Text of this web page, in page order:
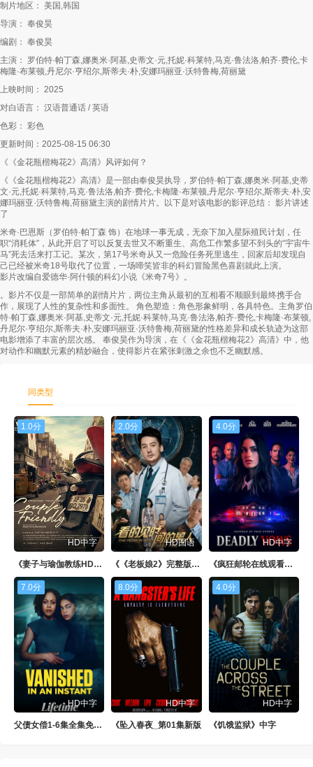
第43集
第46集
第49集 第50集 第51集
第52集
第58集 第59集
第61集 第62集 第63集
第67集 第68集 第69集
第70集 第71集
第73集 第74集 第75集
第76集 第77集 第78集
第85集 第86集 第87集
第88集 第89集 第90集
第91集 第92集 第93集
第94集 第95集 第96集
第97集 第98集 第99集
第100集
制片地区： 美国,韩国
导演： 奉俊昊
编剧： 奉俊昊
主演： 罗伯特·帕丁森,娜奥米·阿基,史蒂文·元,托妮·科莱特,马克·鲁法洛,帕齐·费伦,卡
梅隆·布莱顿,丹尼尔·亨绍尔,斯蒂夫·朴,安娜玛丽亚·沃特鲁梅,荷丽黛
上映时间： 2025
对白语言： 汉语普通话 / 英语
色彩： 彩色
更新时间：2025-08-15 06:30
《《金花瓶楷梅花2》高清》风评如何？
《《金花瓶楷梅花2》高清》是一部由奉俊昊执导，罗伯特·帕丁森,娜奥米·阿基,史蒂
文·元,托妮·科莱特,马克·鲁法洛,帕齐·费伦,卡梅隆·布莱顿,丹尼尔·亨绍尔,斯蒂夫·朴,安
娜玛丽亚·沃特鲁梅,荷丽黛主演的剧情片片。以下是对该电影的影评总结： 影片讲述
了
米奇·巴恩斯（罗伯特·帕丁森 饰）在地球一事无成，无奈下加入星际殖民计划，任
职“消耗体”，从此开启了可以反复去世又不断重生、高危工作繁多望不到头的“宇宙牛
马”死去活来打工记。某次，第17号米奇从又一危险任务死里逃生，回家后却发现自
己已经被米奇18号取代了位置，一场啼笑皆非的科幻冒险黑色喜剧就此上演。
影片改编自爱德华·阿什顿的科幻小说《米奇7号》。
。影片不仅是一部简单的剧情片片，两位主角从最初的互相看不顺眼到最终携手合
作，展现了人性的复杂性和多面性。 角色塑造：角色形象鲜明，各具特色。主角罗伯
特·帕丁森,娜奥米·阿基,史蒂文·元,托妮·科莱特,马克·鲁法洛,帕齐·费伦,卡梅隆·布莱顿,
丹尼尔·亨绍尔,斯蒂夫·朴,安娜玛丽亚·沃特鲁梅,荷丽黛的性格差异和成长轨迹为这部
电影增添了丰富的层次感。 奉俊昊作为导演，在《《金花瓶楷梅花2》高清》中，他
对动作和幽默元素的精妙融合，使得影片在紧张刺激之余也不乏幽默感。
同类型
1.0分
HD中字
《妻子与瑜伽教练HD》高清
2.0分
HD国语
《《老板娘2》完整版在线观看完整版》全集
4.0分
HD中字
《疯狂邮轮在线观看免费》BD
7.0分
HD中字
父债女偿1-6集全集免费播放
8.0分
HD中字
《坠入春夜_第01集新版
4.0分
HD中字
《饥饿监狱》中字